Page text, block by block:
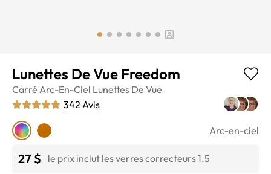
Lunettes De Vue Freedom
Carré Arc-En-Ciel Lunettes De Vue
342 Avis
Arc-en-ciel
27 $ le prix inclut les verres correcteurs 1.5